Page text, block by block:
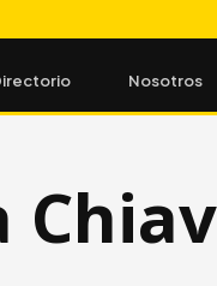
Nosotros